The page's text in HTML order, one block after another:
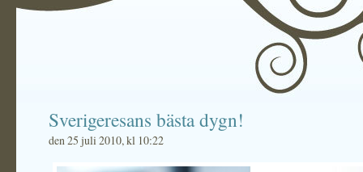
Sverigeresans bästa dygn!
den 25 juli 2010, kl 10:22